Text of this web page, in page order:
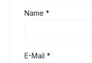
Name*
E-Mail*